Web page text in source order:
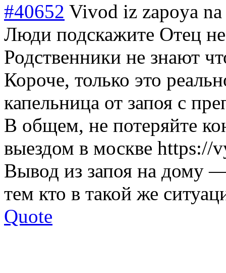
#40652 Vivod iz zapoya
Люди подскажите Отец
Родственники не знают
Короче, только это
капельница от запоя с
В общем, не потеряйте
выездом в москве https://
Вывод из запоя на дому
тем кто в такой же
Quote